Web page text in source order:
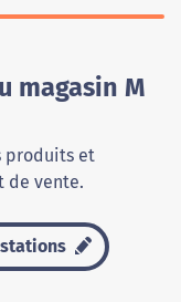
magasin M
produits et
de vente.